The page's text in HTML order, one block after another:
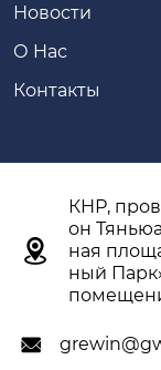
Новости
О Hас
Контакты

КНР,
он
ная
ный
